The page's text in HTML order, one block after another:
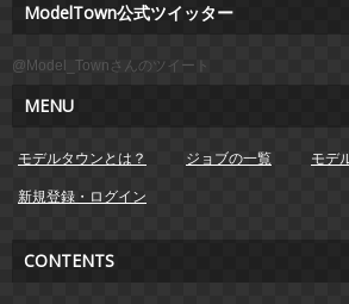
ModelTown公式ツイッター
@Model_Townさんのツイート
MENU
モデルタウンとは？ ジョブの一覧 モデ
新規登録・ログイン
CONTENTS